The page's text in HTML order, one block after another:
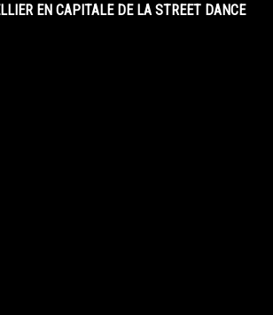
EN CAPITALE DE LA STREET DANCE